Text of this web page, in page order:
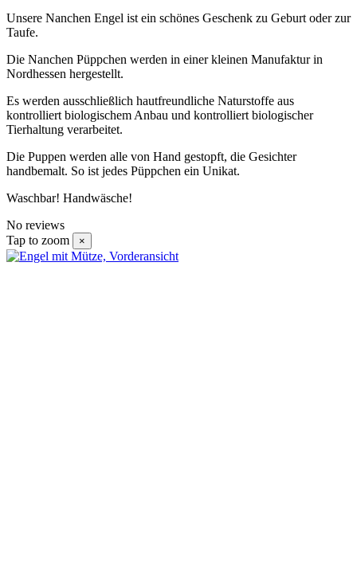
Unsere Nanchen Engel ist ein schönes Geschenk zu Geburt oder zur
Taufe.
Die Nanchen Püppchen werden in einer kleinen Manufaktur in
Nordhessen hergestellt.
Es werden ausschließlich hautfreundliche Naturstoffe aus
kontrolliert biologischem Anbau und kontrolliert biologischer
Tierhaltung verarbeitet.
Die Puppen werden alle von Hand gestopft, die Gesichter
handbemalt. So ist jedes Püppchen ein Unikat.
Waschbar! Handwäsche!
No reviews
Tap to zoom
×